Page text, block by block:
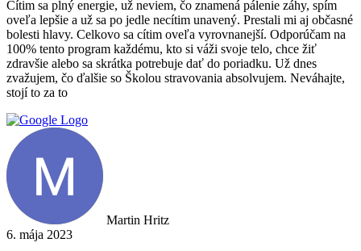
Cítim sa plný energie, už neviem, čo znamená pálenie záhy, spím
oveľa lepšie a už sa po jedle necítim unavený. Prestali mi aj občasné
bolesti hlavy. Celkovo sa cítim oveľa vyrovnanejší. Odporúčam na
100% tento program každému, kto si váži svoje telo, chce žiť
zdravšie alebo sa skrátka potrebuje dať do poriadku. Už dnes
zvažujem, čo ďalšie so Školou stravovania absolvujem. Neváhajte,
stojí to za to
Martin Hritz
6. mája 2023